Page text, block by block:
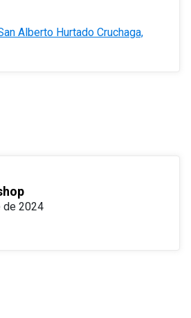
Alberto Hurtado Cruchaga,
de 2024